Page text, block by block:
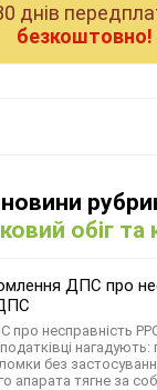
днiв
безкоштовно!
новини
обіг та
ДПС про
про несправність
нагадують:
без
апарата тягне за